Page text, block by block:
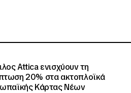
Attica ενισχύουν τη
20% στα ακτοπλοϊκά
Κάρτας Νέων